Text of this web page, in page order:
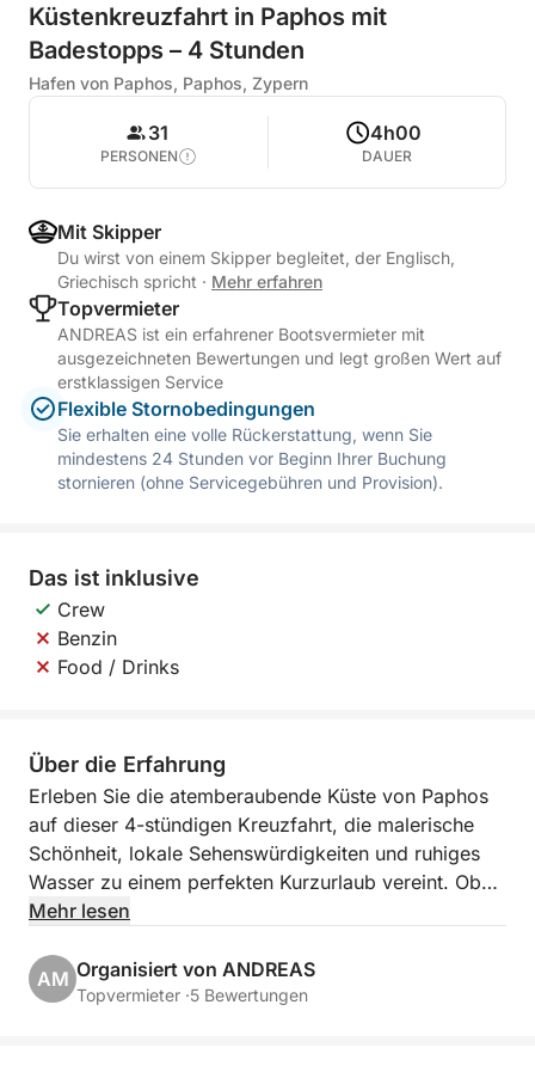
Küstenkreuzfahrt in Paphos mit
Badestopps – 4 Stunden
Hafen von Paphos, Paphos, Zypern
31
PERSONEN
4h00
DAUER
Mit Skipper
Du wirst von einem Skipper begleitet, der Englisch,
Griechisch spricht · Mehr erfahren
Topvermieter
ANDREAS ist ein erfahrener Bootsvermieter mit
ausgezeichneten Bewertungen und legt großen Wert auf
erstklassigen Service
Flexible Stornobedingungen
Sie erhalten eine volle Rückerstattung, wenn Sie
mindestens 24 Stunden vor Beginn Ihrer Buchung
stornieren (ohne Servicegebühren und Provision).
Das ist inklusive
Crew
Benzin
Food / Drinks
Über die Erfahrung
Erleben Sie die atemberaubende Küste von Paphos
auf dieser 4-stündigen Kreuzfahrt, die malerische
Schönheit, lokale Sehenswürdigkeiten und ruhiges
Wasser zu einem perfekten Kurzurlaub vereint. Ob
Entspannung, Fotomomente oder ein erfrischendes
Beste von Zypern in nur wenigen Stunden.
Mehr lesen
AM Organisiert von ANDREAS
Topvermieter ·5 Bewertungen